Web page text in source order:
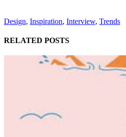
Design, Inspiration, Interview, Trends
RELATED POSTS